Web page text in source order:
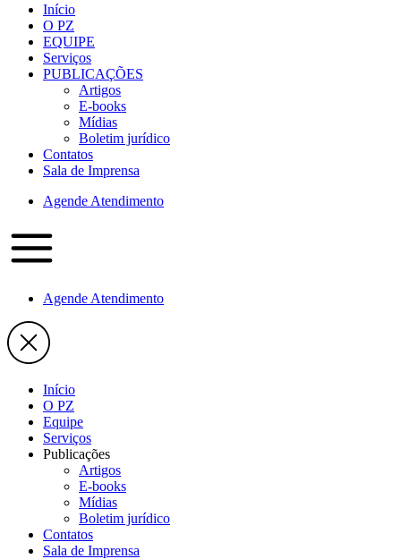
Início
O PZ
EQUIPE
Serviços
PUBLICAÇÕES
Artigos
E-books
Mídias
Boletim jurídico
Contatos
Sala de Imprensa
Agende Atendimento
Agende Atendimento
Início
O PZ
Equipe
Serviços
Publicações
Artigos
E-books
Mídias
Boletim jurídico
Contatos
Sala de Imprensa